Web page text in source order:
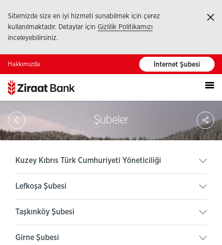
Sitemizde size en iyi hizmeti sunabilmek için çerez
kullanılmaktadır. Detaylar için Gizlilik Politikamızı
inceleyebilirsiniz.
Hakkımızda İnternet Şubesi
Şubeler
Kuzey Kıbrıs Türk Cumhuriyeti Yöneticiliği
Lefkoşa Şubesi
Taşkınköy Şubesi
Girne Şubesi